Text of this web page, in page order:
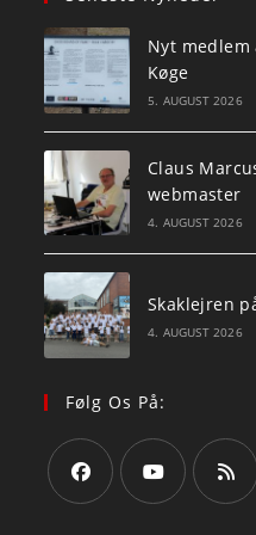
Nyt medlem
Køge
5. AUGUST 2026
Claus
webmaster
4. AUGUST 2026
Skaklejren
4. AUGUST 2026
Følg Os På: